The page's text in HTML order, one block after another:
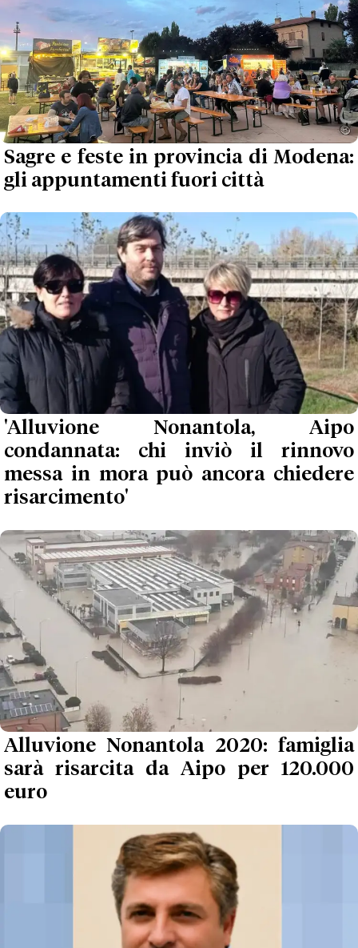
Sagre e feste in provincia di Modena:
gli appuntamenti fuori città
'Alluvione Nonantola, Aipo
condannata: chi inviò il rinnovo
messa in mora può ancora chiedere
risarcimento'
Alluvione Nonantola 2020: famiglia
sarà risarcita da Aipo per 120.000
euro